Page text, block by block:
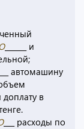
______ и
автомашину
объем
доплату в
___ расходы по